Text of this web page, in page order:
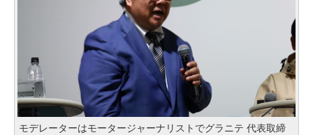
モデレーターはモータージャーナリストでグラニテ 代表取締